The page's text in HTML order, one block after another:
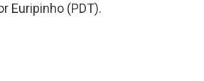
Euripinho (PDT).